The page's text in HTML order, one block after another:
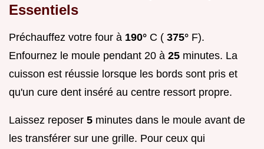
Essentiels
Préchauffez votre four à 190° C ( 375° F).
Enfournez le moule pendant 20 à 25 minutes. La
cuisson est réussie lorsque les bords sont pris et
qu'un cure dent inséré au centre ressort propre.
Laissez reposer 5 minutes dans le moule avant de
les transférer sur une grille. Pour ceux qui